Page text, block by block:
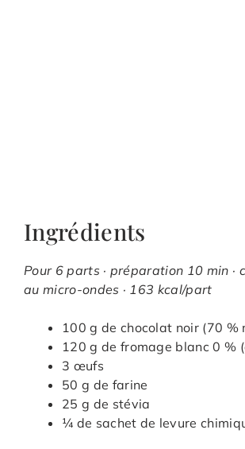
Ingrédients
Pour 6 parts · préparation 10 min ·
au micro-ondes · 163 kcal/part
100 g de chocolat noir (70 %
120 g de fromage blanc 0 %
3 œufs
50 g de farine
25 g de stévia
¼ de sachet de levure